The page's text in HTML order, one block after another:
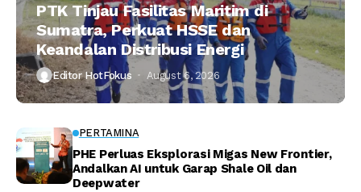
PTK Tinjau Fasilitas Maritim di
Sumatra, Perkuat HSSE dan
Keandalan Distribusi Energi
Editor HotFokus August 6, 2026
PERTAMINA
PHE Perluas Eksplorasi Migas New Frontier,
Andalkan AI untuk Garap Shale Oil dan
Deepwater